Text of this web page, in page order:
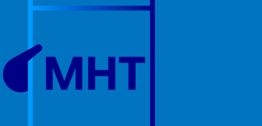
παραδείγματα τις προβλέψεις του νόμου.
“1. Οφειλέτης με εισόδημα 5 χιλ. ευρώ
μηνιαίως και 2 σπίτια (α’ κατοικία και